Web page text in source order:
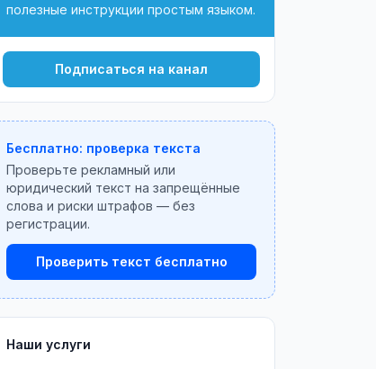
полезные инструкции простым языком.
Подписаться на канал
Бесплатно: проверка текста
Проверьте рекламный или
юридический текст на запрещённые
слова и риски штрафов — без
регистрации.
Проверить текст бесплатно
Наши услуги